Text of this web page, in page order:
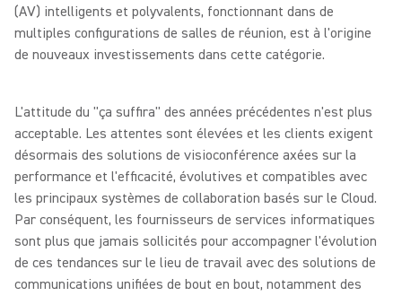
(AV) intelligents et polyvalents, fonctionnant dans de
multiples configurations de salles de réunion, est à l'origine
de nouveaux investissements dans cette catégorie.
L'attitude du "ça suffira" des années précédentes n'est plus
acceptable. Les attentes sont élevées et les clients exigent
désormais des solutions de visioconférence axées sur la
performance et l'efficacité, évolutives et compatibles avec
les principaux systèmes de collaboration basés sur le Cloud.
Par conséquent, les fournisseurs de services informatiques
sont plus que jamais sollicités pour accompagner l'évolution
de ces tendances sur le lieu de travail avec des solutions de
communications unifiées de bout en bout, notamment des